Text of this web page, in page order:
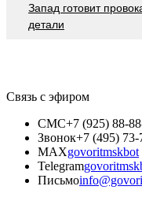
Запад готовит
детали
Связь с эфиром
СМС+7 (925) 88-
Звонок+7 (495) 73-
MAXgovoritmskbot
Telegram
Письмо